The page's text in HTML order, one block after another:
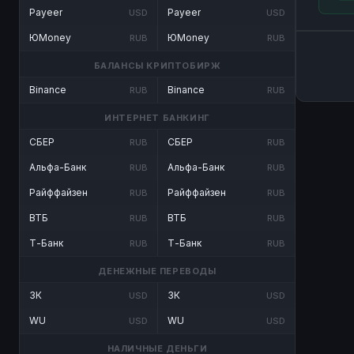
Payeer USD
ЮMoney RUB
Payeer USD
ЮMoney RUB
БАЛАНСЫ КРИПТОБИРЖ
Binance RUB Binance RUB
ИНТЕРНЕТ БАНКИНГ
СБЕР RUB
Альфа-Банк RUB
Райффайзен RUB
ВТБ RUB
Т-Банк RUB
СБЕР RUB
Альфа-Банк RUB
Райффайзен RUB
ВТБ RUB
Т-Банк RUB
ДЕНЕЖНЫЕ ПЕРЕВОДЫ
ЗК USD
WU USD
ЗК USD
WU USD
НАЛИЧНЫЕ ДЕНЬГИ